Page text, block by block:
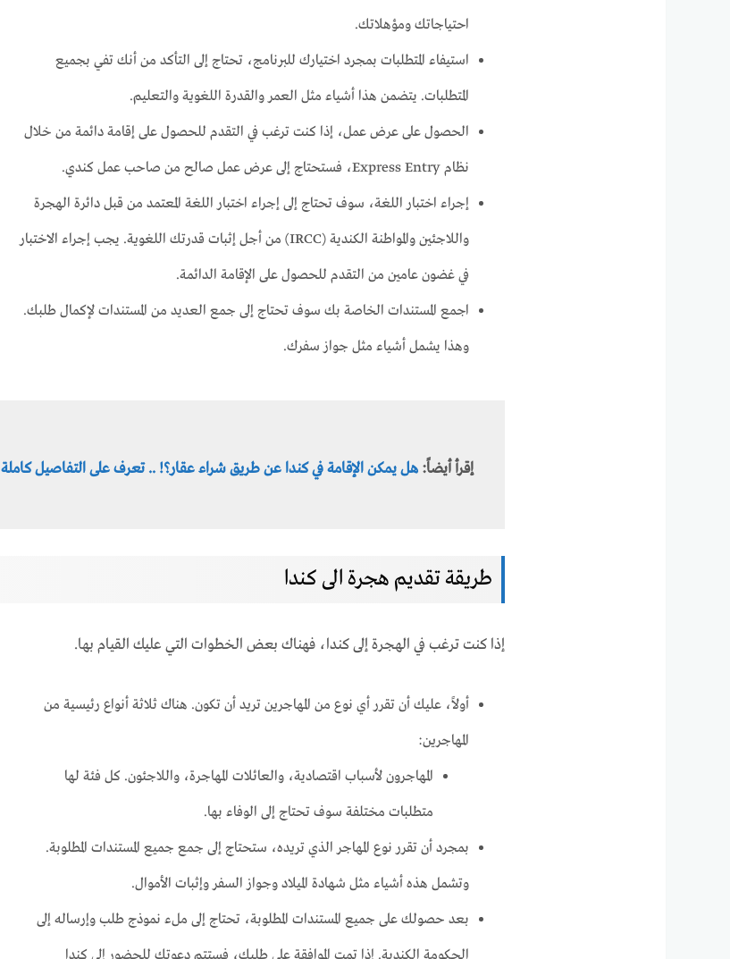
احتياجاتك ومؤهلاتك.
استيفاء المتطلبات بمجرد اختيارك للبرنامج، تحتاج إلى التأكد من أنك تفي بجميع
المتطلبات. يتضمن هذا أشياء مثل العمر والقدرة اللغوية والتعليم.
الحصول على عرض عمل، إذا كنت ترغب في التقدم للحصول على إقامة دائمة من خلال
نظام Express Entry، فستحتاج إلى عرض عمل صالح من صاحب عمل كندي.
إجراء اختبار اللغة، سوف تحتاج إلى إجراء اختبار اللغة المعتمد من قبل دائرة الهجرة
واللاجئين والمواطنة الكندية (IRCC) من أجل إثبات قدرتك اللغوية. يجب إجراء الاختبار
في غضون عامين من التقدم للحصول على الإقامة الدائمة.
اجمع المستندات الخاصة بك سوف تحتاج إلى جمع العديد من المستندات لإكمال طلبك.
وهذا يشمل أشياء مثل جواز سفرك.
إقرأ أيضاً:هل يمكن الإقامة في كندا عن طريق شراء عقار؟! .. تعرف على التفاصيل كاملة
طريقة تقديم هجرة الى كندا
إذا كنت ترغب في الهجرة إلى كندا، فهناك بعض الخطوات التي عليك القيام بها.
أولاً، عليك أن تقرر أي نوع من المهاجرين تريد أن تكون. هناك ثلاثة أنواع رئيسية من
المهاجرين:
المهاجرون لأسباب اقتصادية، والعائلات المهاجرة، واللاجئون. كل فئة لها
متطلبات مختلفة سوف تحتاج إلى الوفاء بها.
بمجرد أن تقرر نوع المهاجر الذي تريده، ستحتاج إلى جمع جميع المستندات المطلوبة.
وتشمل هذه أشياء مثل شهادة الميلاد وجواز السفر وإثبات الأموال.
بعد حصولك على جميع المستندات المطلوبة، تحتاج إلى ملء نموذج طلب وإرساله إلى